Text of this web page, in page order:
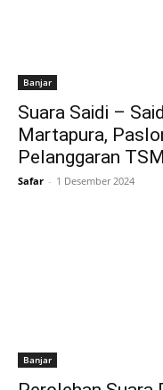
Banjar
Suara Saidi –
Martapura,
Pelanggaran TSM
Safar - 1 Desember 2024
Banjar